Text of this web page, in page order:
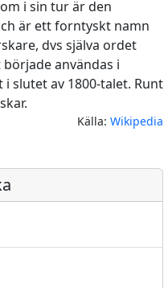
i sin tur är den
är ett forntyskt namn
dvs själva ordet
användas i
slutet av 1800-talet. Runt
Källa: Wikipedia